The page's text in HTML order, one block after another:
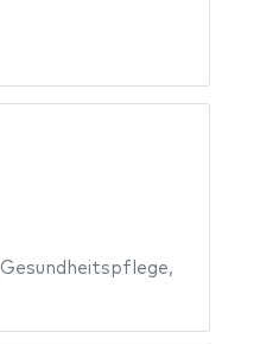
Gesundheitspflege,